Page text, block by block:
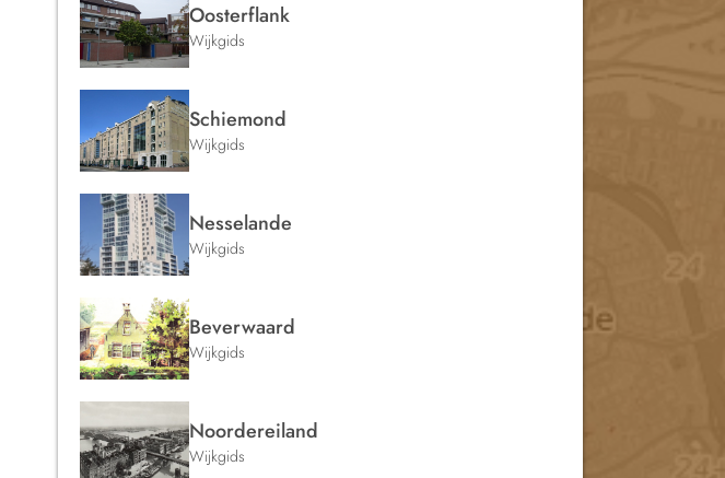
Oosterflank
Wijkgids
Schiemond
Wijkgids
Nesselande
Wijkgids
Beverwaard
Wijkgids
Noordereiland
Wijkgids